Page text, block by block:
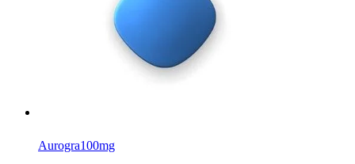
Aurogra100mg